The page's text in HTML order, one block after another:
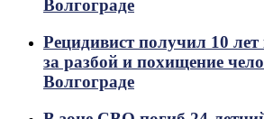
Волгограде
Рецидивист получил 10
за разбой и похищение
Волгограде